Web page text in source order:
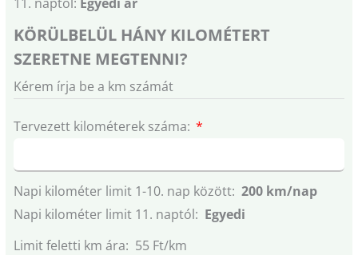
KÖRÜLBELÜL HÁNY KILOMÉTERT
SZERETNE MEGTENNI?
Kérem írja be a km számát
Tervezett kilométerek száma:
Napi kilométer limit 1-10. nap között: 200 km/nap
Napi kilométer limit 11. naptól: Egyedi
Limit feletti km ára: 55 Ft/km